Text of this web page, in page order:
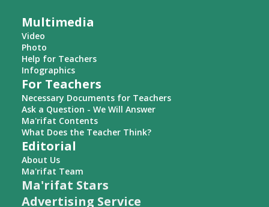
Multimedia
Video
Photo
Help for Teachers
Infographics
For Teachers
Necessary Documents for Teachers
Ask a Question - We Will Answer
Ma'rifat Contents
What Does the Teacher Think?
Editorial
About Us
Ma'rifat Team
Ma'rifat Stars
Advertising Service